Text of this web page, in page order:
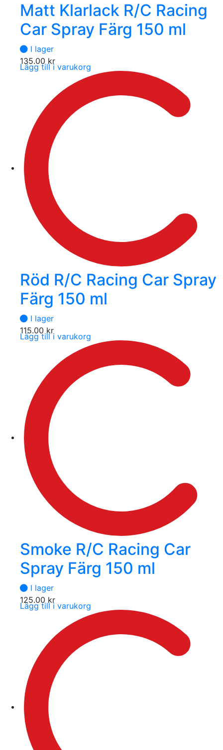
Matt Klarlack R/C Racing
Car Spray Färg 150 ml
I lager
135.00 kr
Lägg till i varukorg
Röd R/C Racing Car Spray
Färg 150 ml
I lager
115.00 kr
Lägg till i varukorg
Smoke R/C Racing Car
Spray Färg 150 ml
I lager
125.00 kr
Lägg till i varukorg